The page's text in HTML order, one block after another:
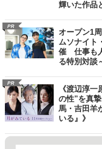
輝いた作品
PR
オープン1
ムソナイト
催 仕事も
る特別対談
PR
《渡辺淳
の性”を真
馬・吉田羊
いる』》